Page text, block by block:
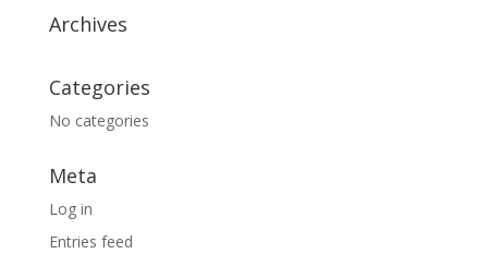
Archives
Categories
No categories
Meta
Log in
Entries feed